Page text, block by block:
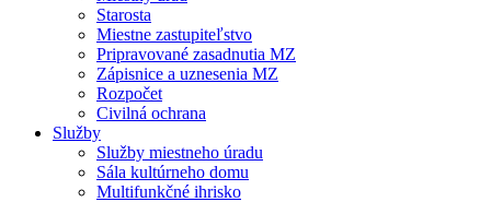
Starosta
Miestne zastupiteľstvo
Pripravované zasadnutia MZ
Zápisnice a uznesenia MZ
Rozpočet
Civilná ochrana
Služby
Služby miestneho úradu
Sála kultúrneho domu
Multifunkčné ihrisko